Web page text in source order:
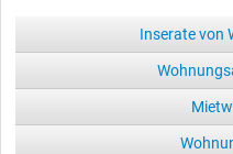
Inserate von